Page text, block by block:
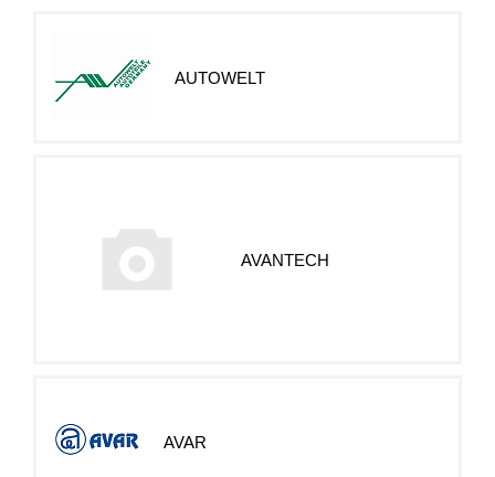
AUTOWELT
AVANTECH
AVAR